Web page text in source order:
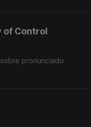
of Control
pronunciado